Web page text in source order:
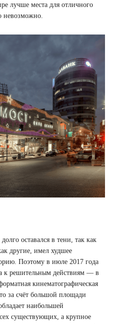
лучше места для отличного
невозможно.
оставался в тени, так как
другие, имел худшее
Поэтому в июле 2017 года
к решительным действиям — в
кинематографическая
за счёт большой площади
наибольшей
существующих, а крупное